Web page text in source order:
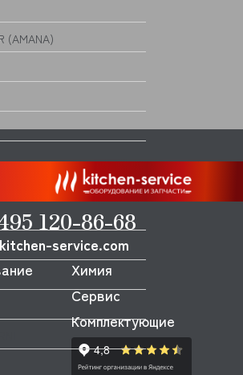
(AMANA)
120-86-68
service.com
Химия
Сервис
Комплектующие